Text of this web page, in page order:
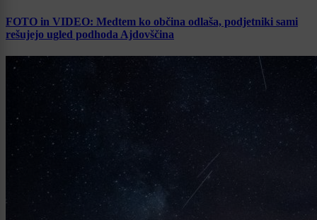
FOTO in VIDEO: Medtem ko občina odlaša, podjetniki sami
rešujejo ugled podhoda Ajdovščina